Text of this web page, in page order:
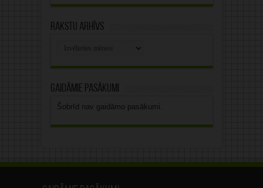
Rakstu arhīvs
Gaidāmie pasākumi
Šobrīd nav gaidāmo pasākumi.